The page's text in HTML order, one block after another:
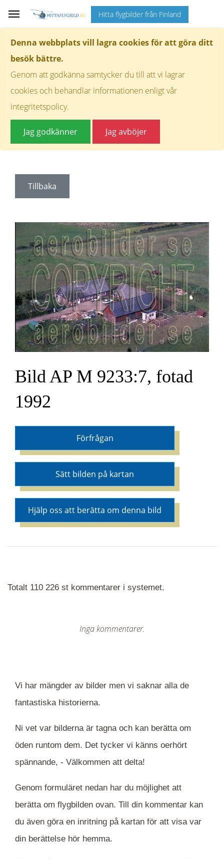
Denna webbplats vill lagra cookies för att göra ditt
besök bättre.
Genom att godkänna samtycker du till att vi lagrar
cookies och behandlar informationen enligt vår
integritetspolicy.
Jag godkänner Jag avböjer
Hitta flygbilder från Finland
Tillbaka
Bild AP M 9233:7, fotad
1992
Förfrågan
Sätt bilden på kartan
Hjälp oss att berätta om denna bild
Totalt 110 226 st kommentarer i systemet.
Inga kommentarer.
Vi har mängder av bilder men vi saknar alla de
fantastiska historierna.
Ni vet var bilderna är tagna och kan berätta om
öden runtom dem. Det tycker vi känns oerhört
spännande, - Välkommen att delta!
Genom formuläret nedan har du möjlighet att
berätta om flygbilden ovan. Till din kommentar kan
du även göra en inritning på kartan för att visa var
din berättelse hör hemma.